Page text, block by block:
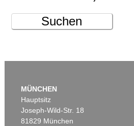
Suchen
MÜNCHEN
Hauptsitz
Joseph-Wild-Str. 18
81829 München